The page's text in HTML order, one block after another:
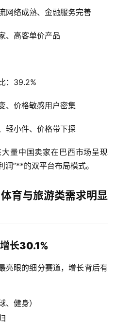
网络成熟、金融服务完善
、高客单价产品
：39.2%
、价格敏感用户密集
轻小件、价格带下探
量中国卖家在巴西市场呈现
”**的双平台布局模式。
育与旅游类需求明显
长30.1%
亮眼的细分赛道，增长背后有
、健身）